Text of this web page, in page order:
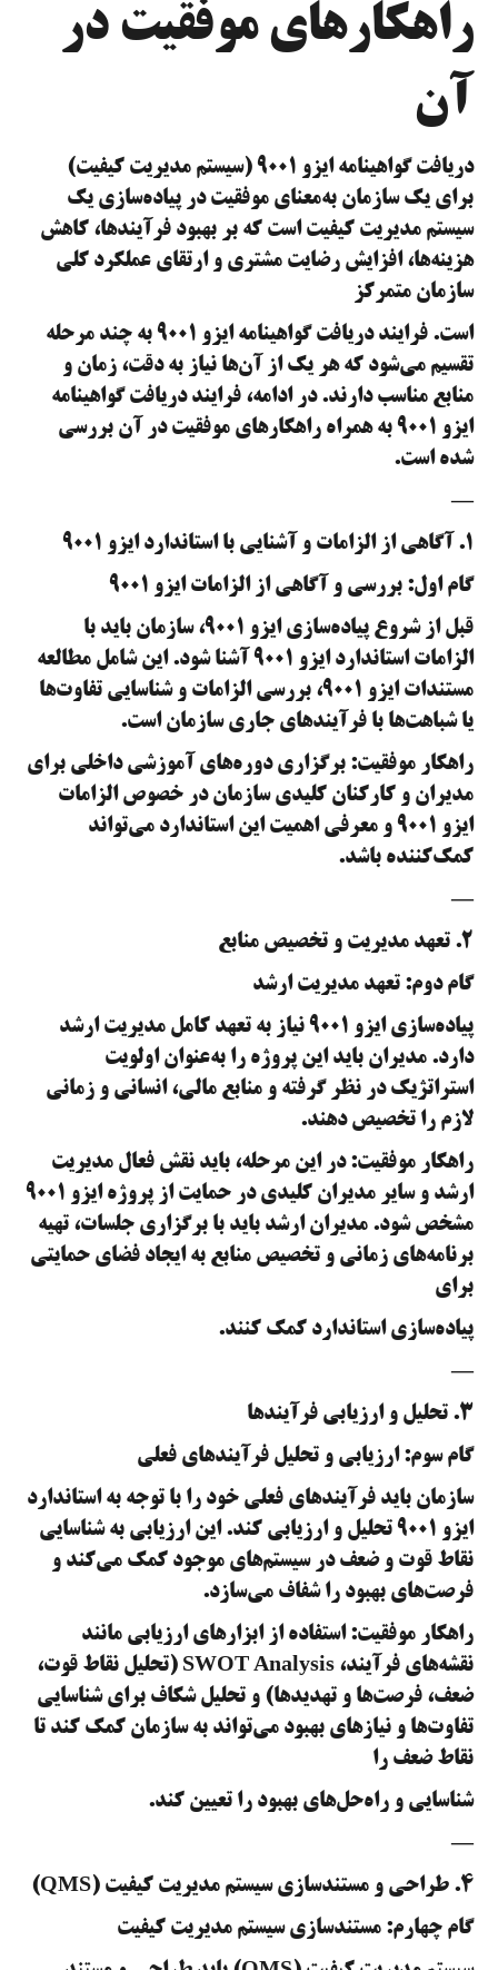
راهکارهای موفقیت در
آن
دریافت گواهینامه ایزو ۹۰۰۱ (سیستم مدیریت کیفیت)
برای یک سازمان به‌معنای موفقیت در پیاده‌سازی یک
سیستم مدیریت کیفیت است که بر بهبود فرآیندها، کاهش
هزینه‌ها، افزایش رضایت مشتری و ارتقای عملکرد کلی
سازمان متمرکز
است. فرایند دریافت گواهینامه ایزو ۹۰۰۱ به چند مرحله
تقسیم می‌شود که هر یک از آن‌ها نیاز به دقت، زمان و
منابع مناسب دارند. در ادامه، فرایند دریافت گواهینامه
ایزو ۹۰۰۱ به همراه راهکارهای موفقیت در آن بررسی
شده است.
—
۱. آگاهی از الزامات و آشنایی با استاندارد ایزو ۹۰۰۱
گام اول: بررسی و آگاهی از الزامات ایزو ۹۰۰۱
قبل از شروع پیاده‌سازی ایزو ۹۰۰۱، سازمان باید با
الزامات استاندارد ایزو ۹۰۰۱ آشنا شود. این شامل مطالعه
مستندات ایزو ۹۰۰۱، بررسی الزامات و شناسایی تفاوت‌ها
یا شباهت‌ها با فرآیندهای جاری سازمان است.
راهکار موفقیت: برگزاری دوره‌های آموزشی داخلی برای
مدیران و کارکنان کلیدی سازمان در خصوص الزامات
ایزو ۹۰۰۱ و معرفی اهمیت این استاندارد می‌تواند
کمک‌کننده باشد.
—
۲. تعهد مدیریت و تخصیص منابع
گام دوم: تعهد مدیریت ارشد
پیاده‌سازی ایزو ۹۰۰۱ نیاز به تعهد کامل مدیریت ارشد
دارد. مدیران باید این پروژه را به‌عنوان اولویت
استراتژیک در نظر گرفته و منابع مالی، انسانی و زمانی
لازم را تخصیص دهند.
راهکار موفقیت: در این مرحله، باید نقش فعال مدیریت
ارشد و سایر مدیران کلیدی در حمایت از پروژه ایزو ۹۰۰۱
مشخص شود. مدیران ارشد باید با برگزاری جلسات، تهیه
برنامه‌های زمانی و تخصیص منابع به ایجاد فضای حمایتی
برای
پیاده‌سازی استاندارد کمک کنند.
—
۳. تحلیل و ارزیابی فرآیندها
گام سوم: ارزیابی و تحلیل فرآیندهای فعلی
سازمان باید فرآیندهای فعلی خود را با توجه به استاندارد
ایزو ۹۰۰۱ تحلیل و ارزیابی کند. این ارزیابی به شناسایی
نقاط قوت و ضعف در سیستم‌های موجود کمک می‌کند و
فرصت‌های بهبود را شفاف می‌سازد.
راهکار موفقیت: استفاده از ابزارهای ارزیابی مانند
نقشه‌های فرآیند، SWOT Analysis (تحلیل نقاط قوت،
ضعف، فرصت‌ها و تهدیدها) و تحلیل شکاف برای شناسایی
تفاوت‌ها و نیازهای بهبود می‌تواند به سازمان کمک کند تا
نقاط ضعف را
شناسایی و راه‌حل‌های بهبود را تعیین کند.
—
۴. طراحی و مستندسازی سیستم مدیریت کیفیت (QMS)
گام چهارم: مستندسازی سیستم مدیریت کیفیت